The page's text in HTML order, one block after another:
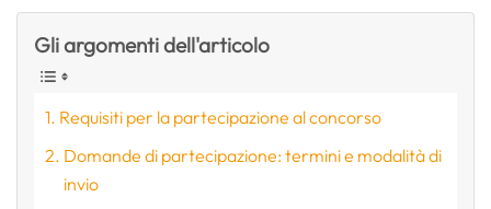
Gli argomenti dell'articolo
Requisiti per la partecipazione al concorso
Domande di partecipazione: termini e modalità di
invio